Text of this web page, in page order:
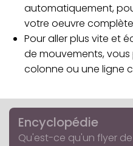
automatiquement,
votre oeuvre
Pour aller plus vite et
de mouvements,
colonne ou une ligne
Encyclopédie
Qu'est-ce qu'un flyer